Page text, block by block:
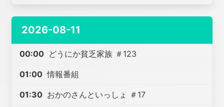
2026-08-11
00:00 どうにか貧乏家族 ＃123
01:00 情報番組
01:30 おかのさんといっしょ ＃17